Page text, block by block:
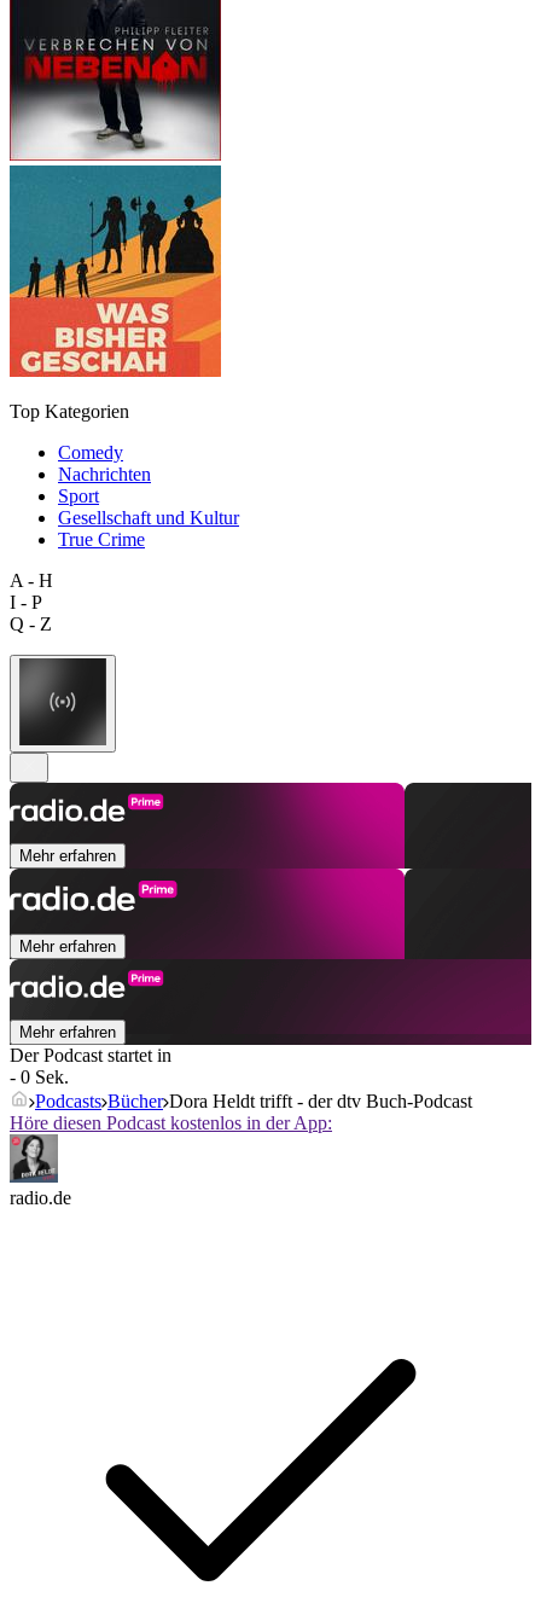
Top Kategorien
Comedy
Nachrichten
Sport
Gesellschaft und Kultur
True Crime
A - H
I - P
Q - Z
Mehr erfahren
Mehr erfahren
Mehr erfahren
Der Podcast startet in
- 0 Sek.
Podcasts Bücher Dora Heldt trifft - der dtv Buch-Podcast
Höre diesen Podcast kostenlos in der App:
radio.de